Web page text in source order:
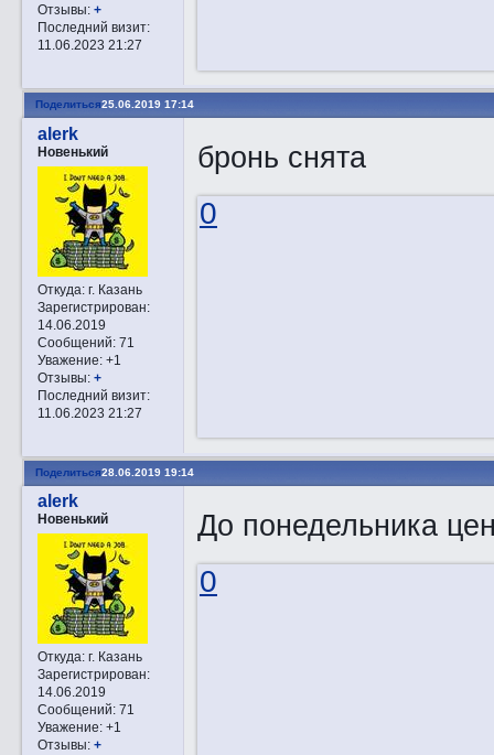
Отзывы: +
Последний визит:
11.06.2023 21:27
Поделиться25.06.2019 17:14
alerk
Новенький
Откуда:г. Казань
Зарегистрирован:
14.06.2019
Сообщений:71
Уважение: +1
Отзывы: +
Последний визит:
11.06.2023 21:27
бронь снята
0
Поделиться28.06.2019 19:14
alerk
Новенький
Откуда:г. Казань
Зарегистрирован:
14.06.2019
Сообщений:71
Уважение: +1
Отзывы: +
До понедельника
0